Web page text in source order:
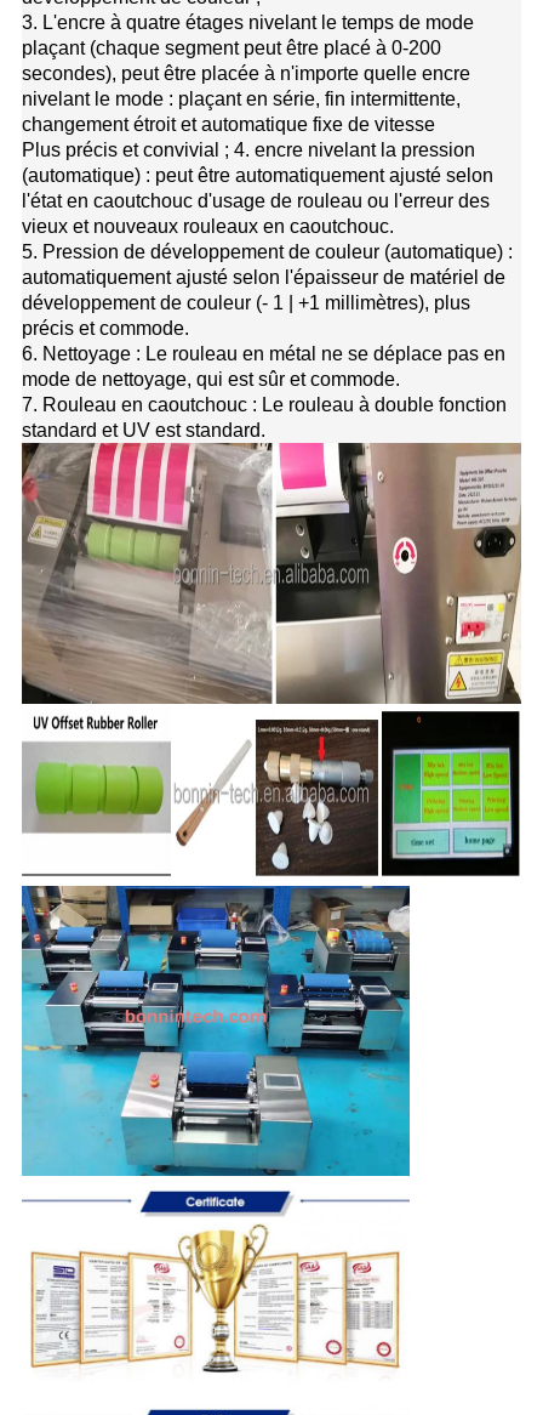
3. L'encre à quatre étages nivelant le temps de mode
plaçant (chaque segment peut être placé à 0-200
secondes), peut être placée à n'importe quelle encre
nivelant le mode : plaçant en série, fin intermittente,
changement étroit et automatique fixe de vitesse
Plus précis et convivial ; 4. encre nivelant la pression
(automatique) : peut être automatiquement ajusté selon
l'état en caoutchouc d'usage de rouleau ou l'erreur des
vieux et nouveaux rouleaux en caoutchouc.
5. Pression de développement de couleur (automatique) :
automatiquement ajusté selon l'épaisseur de matériel de
développement de couleur (- 1 | +1 millimètres), plus
précis et commode.
6. Nettoyage : Le rouleau en métal ne se déplace pas en
mode de nettoyage, qui est sûr et commode.
7. Rouleau en caoutchouc : Le rouleau à double fonction
standard et UV est standard.